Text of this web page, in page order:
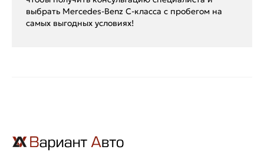
выбрать Mercedes-Benz C-класса с пробегом на
самых выгодных условиях!